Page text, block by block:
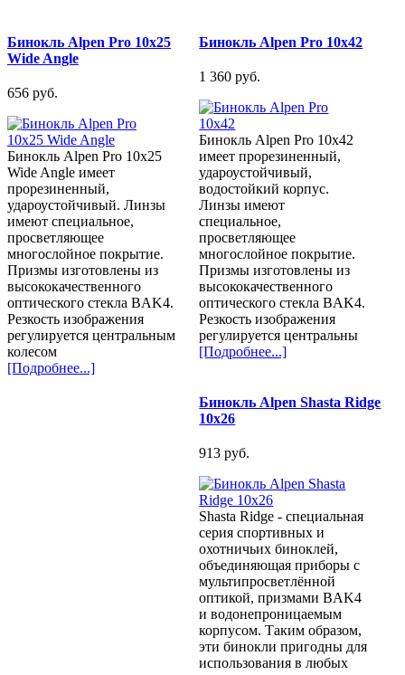
Бинокль Alpen Pro 10x25
Wide Angle
656 pуб.
Бинокль Alpen Pro 10x25
Wide Angle имеет
прорезиненный,
удароустойчивый. Линзы
имеют специальное,
просветляющее
многослойное покрытие.
Призмы изготовлены из
высококачественного
оптического стекла BAK4.
Резкость изображения
регулируется центральным
колесом
[Подробнее...]
Бинокль Alpen Pro 10x42
1 360 pуб.
Бинокль Alpen Pro 10x42
имеет прорезиненный,
удароустойчивый,
водостойкий корпус.
Линзы имеют
специальное,
просветляющее
многослойное покрытие.
Призмы изготовлены из
высококачественного
оптического стекла BAK4.
Резкость изображения
регулируется центральны
[Подробнее...]
Бинокль Alpen Shasta Ridge
10x26
913 pуб.
Shasta Ridge - специальная
серия спортивных и
охотничьих биноклей,
объединяющая приборы с
мультипросветлённой
оптикой, призмами BAK4
и водонепроницаемым
корпусом. Таким образом,
эти бинокли пригодны для
использования в любых